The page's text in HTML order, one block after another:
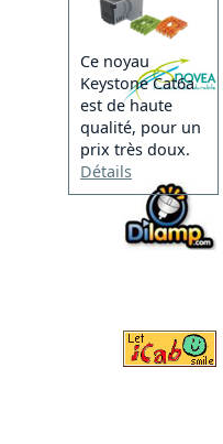
Ce noyau
Keystone Cat6a
est de haute
qualité, pour un
prix très doux.
Détails